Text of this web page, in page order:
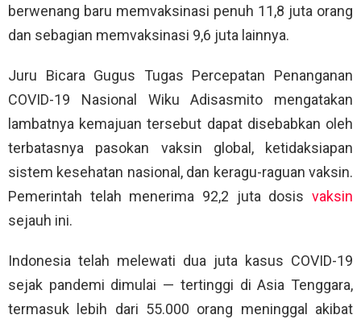
berwenang baru memvaksinasi penuh 11,8 juta orang
dan sebagian memvaksinasi 9,6 juta lainnya.
Juru Bicara Gugus Tugas Percepatan Penanganan
COVID-19 Nasional Wiku Adisasmito mengatakan
lambatnya kemajuan tersebut dapat disebabkan oleh
terbatasnya pasokan vaksin global, ketidaksiapan
sistem kesehatan nasional, dan keragu-raguan vaksin.
Pemerintah telah menerima 92,2 juta dosis vaksin
sejauh ini.
Indonesia telah melewati dua juta kasus COVID-19
sejak pandemi dimulai — tertinggi di Asia Tenggara,
termasuk lebih dari 55.000 orang meninggal akibat